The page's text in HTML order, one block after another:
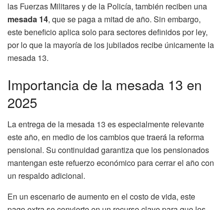
las Fuerzas Militares y de la Policía, también reciben una
mesada 14, que se paga a mitad de año. Sin embargo,
este beneficio aplica solo para sectores definidos por ley,
por lo que la mayoría de los jubilados recibe únicamente la
mesada 13.
Importancia de la mesada 13 en
2025
La entrega de la mesada 13 es especialmente relevante
este año, en medio de los cambios que traerá la reforma
pensional. Su continuidad garantiza que los pensionados
mantengan este refuerzo económico para cerrar el año con
un respaldo adicional.
En un escenario de aumento en el costo de vida, este